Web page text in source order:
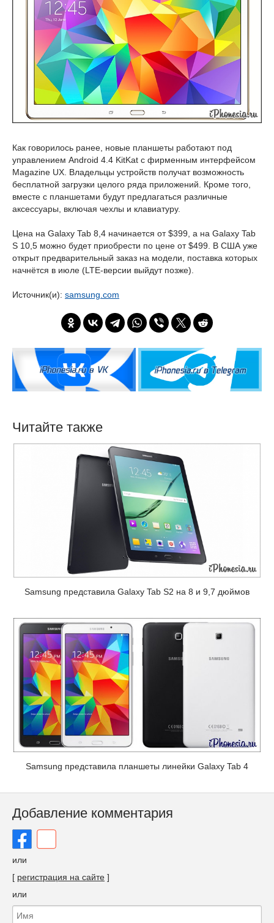
Как говорилось ранее, новые планшеты работают под
управлением Android 4.4 KitKat с фирменным интерфейсом
Magazine UX. Владельцы устройств получат возможность
бесплатной загрузки целого ряда приложений. Кроме того,
вместе с планшетами будут предлагаться различные
аксессуары, включая чехлы и клавиатуру.
Цена на Galaxy Tab 8,4 начинается от $399, а на Galaxy Tab
S 10,5 можно будет приобрести по цене от $499. В США уже
открыт предварительный заказ на модели, поставка которых
начнётся в июле (LTE-версии выйдут позже).
Источник(и): samsung.com
Читайте также
Samsung представила Galaxy Tab S2 на 8 и 9,7 дюймов
Samsung представила планшеты линейки Galaxy Tab 4
Добавление комментария
или
[ регистрация на сайте ]
или